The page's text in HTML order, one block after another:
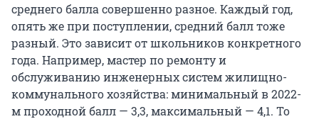
среднего балла совершенно разное. Каждый год,
опять же при поступлении, средний балл тоже
разный. Это зависит от школьников конкретного
года. Например, мастер по ремонту и
обслуживанию инженерных систем жилищно-
коммунального хозяйства: минимальный в 2022-
м проходной балл — 3,3, максимальный — 4,1. То